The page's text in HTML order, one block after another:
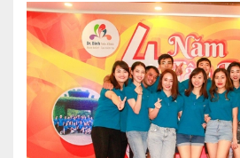
Gói quản lý mạn tính
Dịch vụ ưu đãi đặc biệt
Bác sĩ online - Tư vấn từ xa
Bác sĩ gia đình chăm sóc y tế 24/7